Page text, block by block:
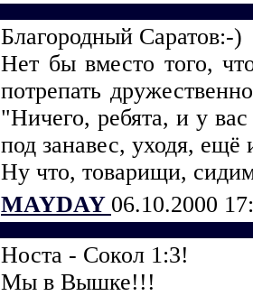
Благородный Саратов:-)
Нет бы вместо того,
потрепать
"Ничего, ребята, и у
под занавес, уходя, ещё
Ну что, товарищи,
MAYDAY 06.10.2000
Носта - Сокол 1:3!
Мы в Вышке!!!